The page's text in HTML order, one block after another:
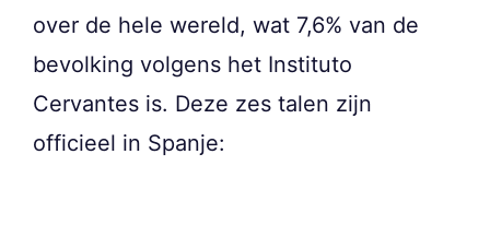
over de hele wereld, wat 7,6% van de
bevolking volgens het Instituto
Cervantes is. Deze zes talen zijn
officieel in Spanje: